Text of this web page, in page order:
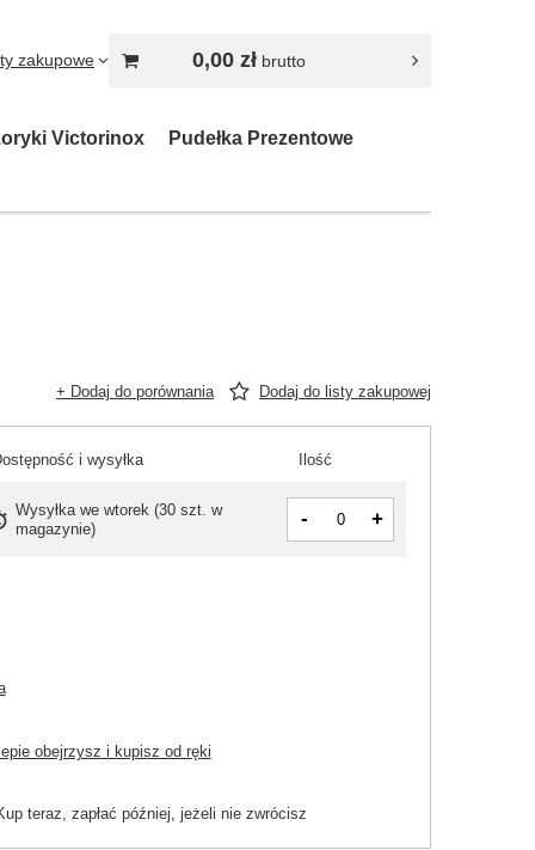
zakupowe 0,00 złbrutto
Victorinox Pudełka Prezentowe
+ Dodaj do porównania Dodaj do listy zakupowej
i wysyłka Ilość
Wysyłka we wtorek (30 szt. w
magazynie) - +
obejrzysz i kupisz od ręki
teraz, zapłać później, jeżeli nie zwrócisz